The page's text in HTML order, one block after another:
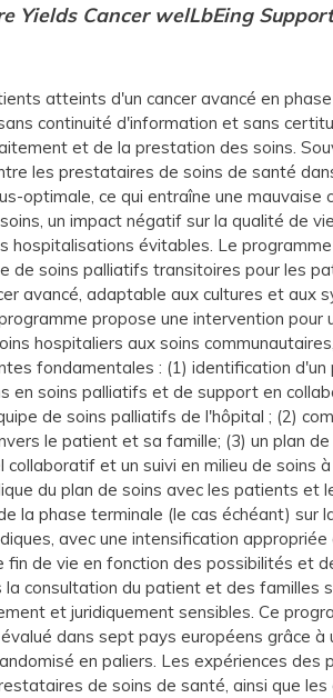
Yields Cancer welLbEing Support
atteints d'un cancer avancé en
continuité d'information et sans
et de la prestation des soins.
les prestataires de soins de santé
optimale, ce qui entraîne une mauvaise
un impact négatif sur la qualité de
hospitalisations évitables. Le programme
de soins palliatifs transitoires pour les
avancé, adaptable aux cultures et aux
propose une intervention pour
hospitaliers aux soins
fondamentales : (1) identification
en soins palliatifs et de support en
de soins palliatifs de l'hôpital ; (2)
le patient et sa famille; (3) un plan de
collaboratif et un suivi en milieu de soins à
du plan de soins avec les patients et
la phase terminale (le cas échéant) sur
avec une intensification
fin de vie en fonction des possibilités et
la consultation du patient et des familles
et juridiquement sensibles. Ce
dans sept pays européens grâce à
en paliers. Les expériences des
de soins de santé, ainsi que les